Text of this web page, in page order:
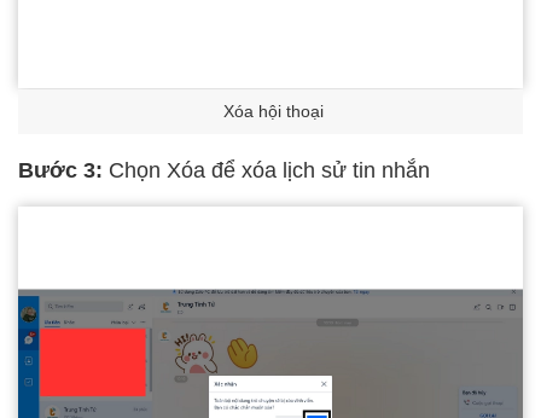
Xóa hội thoại
Bước 3: Chọn Xóa để xóa lịch sử tin nhắn